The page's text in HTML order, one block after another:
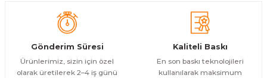
%12
Eskitme Detaylı Mavi Ekru Çiçek 3 Parça Pleksi Aynalı Tablo
Gönderim Süresi
Ürünlerimiz, sizin için özel
olarak üretilerek 2–4 iş günü
Kaliteli Baskı
En son baskı teknolojileri
kullanılarak maksimum